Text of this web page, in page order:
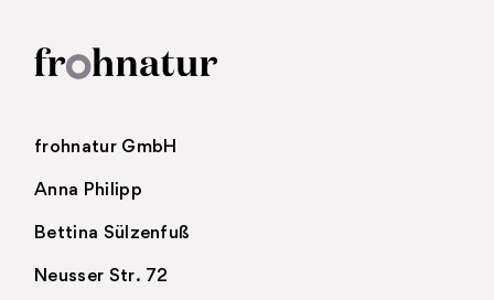
frohnatur GmbH
Anna Philipp
Bettina Sülzenfuß
Neusser Str. 72